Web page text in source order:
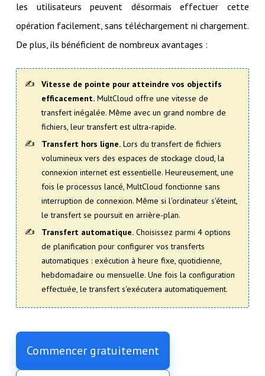
les utilisateurs peuvent désormais effectuer cette
opération facilement, sans téléchargement ni chargement.
De plus, ils bénéficient de nombreux avantages :
Vitesse de pointe pour atteindre vos objectifs
efficacement.MultCloud offre une vitesse de
transfert inégalée. Même avec un grand nombre de
fichiers, leur transfert est ultra-rapide.
Transfert hors ligne.Lors du transfert de fichiers
volumineux vers des espaces de stockage cloud, la
connexion internet est essentielle. Heureusement, une
fois le processus lancé, MultCloud fonctionne sans
interruption de connexion. Même si l'ordinateur s'éteint,
le transfert se poursuit en arrière-plan.
Transfert automatique.Choisissez parmi 4 options
de planification pour configurer vos transferts
automatiques : exécution à heure fixe, quotidienne,
hebdomadaire ou mensuelle. Une fois la configuration
effectuée, le transfert s'exécutera automatiquement.
Commencer gratuitement